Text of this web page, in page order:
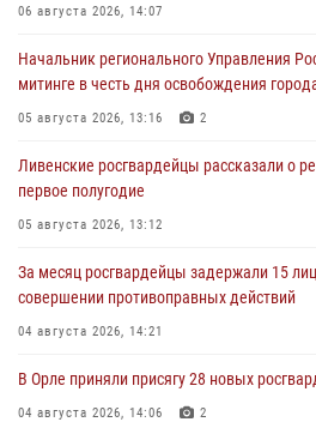
06 августа 2026, 14:07
Начальник регионального Управления
митинге в честь дня освобождения
05 августа 2026, 13:16 2
Ливенские росгвардейцы рассказали о
первое полугодие
05 августа 2026, 13:12
За месяц росгвардейцы задержали 15
совершении противоправных действий
04 августа 2026, 14:21
В Орле приняли присягу 28 новых
04 августа 2026, 14:06 2